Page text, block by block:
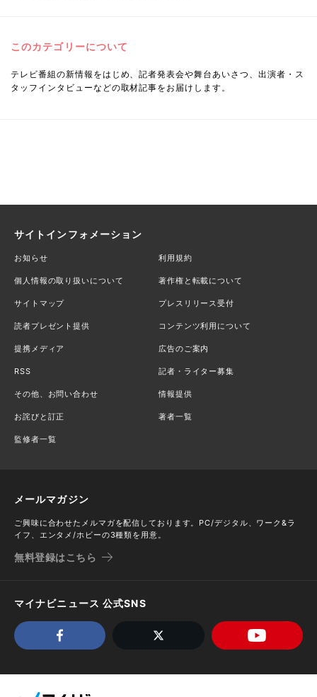
このカテゴリーについて
テレビ番組の新情報をはじめ、記者発表会や舞台あいさつ、出演者・ス
タッフインタビューなどの取材記事をお届けします。
サイトインフォメーション
お知らせ 利用規約
個人情報の取り扱いについて 著作権と転載について
サイトマップ プレスリリース受付
読者プレゼント提供 コンテンツ利用について
提携メディア 広告のご案内
RSS 記者・ライター募集
その他、お問い合わせ 情報提供
お詫びと訂正 著者一覧
監修者一覧
メールマガジン
ご興味に合わせたメルマガを配信しております。PC/デジタル、ワーク&ラ
イフ、エンタメ/ホビーの3種類を用意。
無料登録はこちら
マイナビニュース 公式SNS